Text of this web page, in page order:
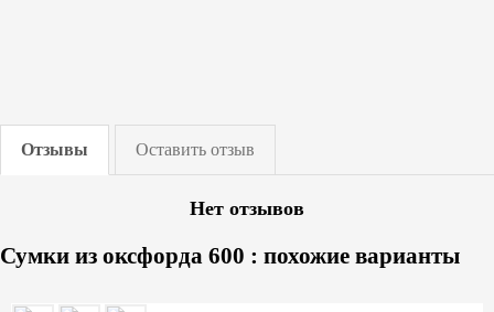
Отзывы Оставить отзыв
Нет отзывов
Сумки из оксфорда 600 : похожие варианты